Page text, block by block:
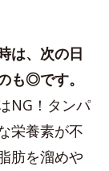
は、次の日
も◎です。
NG！タンパ
栄養素が不
肪を溜めや